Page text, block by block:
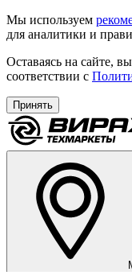
Мы используем
для аналитики и
Оставаясь на сайте,
соответствии с
Принять